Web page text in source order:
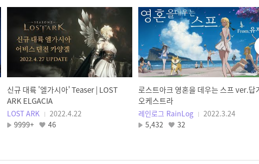
진짜 따라만 하면 되는 모챌익
올인원 가이드
김상드
1340렙에 도달한 하익뉴비를
위한 로스트아크 컨텐츠 안내서
스누껨독
떠돌이 상인 가이드(파는 물건,
등장 패턴, 이용 팁)
언제나 뉴비
신규 대륙 '엘가시아' Teaser | LOST
ARK ELGACIA
LOST ARK
2022.4.22
9999+
46
로스트아크 영혼을 데우는 스프 ver.답
오케스트라
레인로그 RainLog
2022.3.24
5,432
32